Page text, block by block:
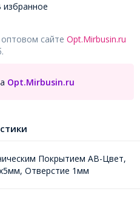
избранное
сайте Opt.Mirbusin.ru
Opt.Mirbusin.ru
Покрытием АВ-Цвет,
Отверстие 1мм